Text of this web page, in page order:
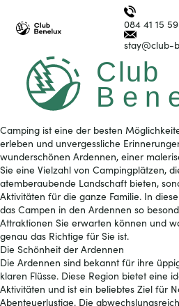
G
B
touristique
Logo
Benelux
084 41 15 59
stay@club-
Camping ist eine der besten
erleben und unvergessliche
wunderschönen Ardennen, einer
Sie eine Vielzahl von Campingplätzen,
atemberaubende Landschaft bieten,
Aktivitäten für die ganze Familie. In
das Campen in den Ardennen so
Attraktionen Sie erwarten können und
genau das Richtige für Sie ist.
Die Schönheit der Ardennen
Die Ardennen sind bekannt für ihre
klaren Flüsse. Diese Region bietet eine
Aktivitäten und ist ein beliebtes Ziel für
Abenteuerlustige. Die